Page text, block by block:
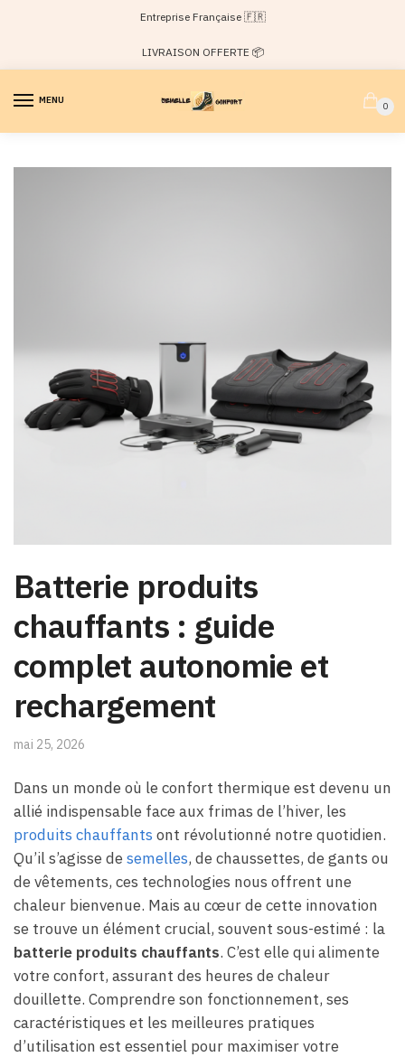
navigation
Entreprise Française 🇫🇷
LIVRAISON OFFERTE 📦
MENU
0
Batterie produits
chauffants : guide
complet autonomie et
rechargement
mai 25, 2026
Dans un monde où le confort thermique est devenu un
allié indispensable face aux frimas de l’hiver, les
produits chauffants ont révolutionné notre quotidien.
Qu’il s’agisse desemelles, de chaussettes, de gants ou
de vêtements, ces technologies nous offrent une
chaleur bienvenue. Mais au cœur de cette innovation
se trouve un élément crucial, souvent sous-estimé : la
batterie produits chauffants. C’est elle qui alimente
votre confort, assurant des heures de chaleur
douillette. Comprendre son fonctionnement, ses
caractéristiques et les meilleures pratiques
d’utilisation est essentiel pour maximiser votre